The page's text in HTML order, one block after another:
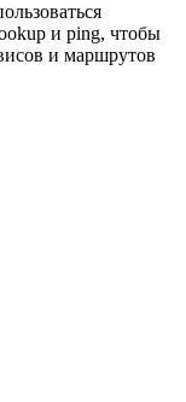
и ping, чтобы
и маршрутов